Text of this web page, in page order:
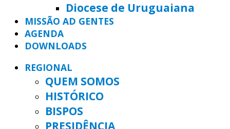
Diocese de Uruguaiana
MISSÃO AD GENTES
AGENDA
DOWNLOADS
REGIONAL
QUEM SOMOS
HISTÓRICO
BISPOS
PRESIDÊNCIA